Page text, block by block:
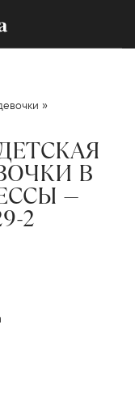
»
В
—
2